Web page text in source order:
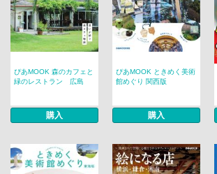
ぴあMOOK 森のカフェと
緑のレストラン 広島
購入
ぴあMOOK ときめく美術
館めぐり 関西版
購入